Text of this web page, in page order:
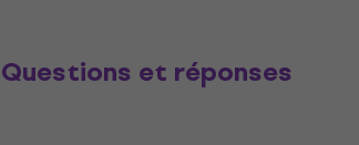
Questions et réponses